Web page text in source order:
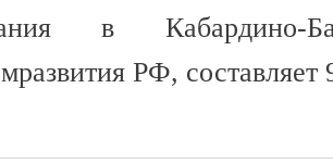
в Кабардино-
РФ, составляет